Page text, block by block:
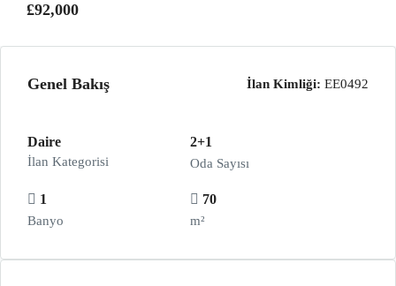
£92,000
Genel Bakış İlan Kimliği: EE0492
Daire
İlan Kategorisi
2+1
Oda Sayısı
1
Banyo
70
m²